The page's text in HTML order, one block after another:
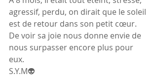
agressif, perdu, on dirait que le soleil
est de retour dans son petit cœur.
De voir sa joie nous donne envie de
nous surpasser encore plus pour
eux.
S.Y.M👽